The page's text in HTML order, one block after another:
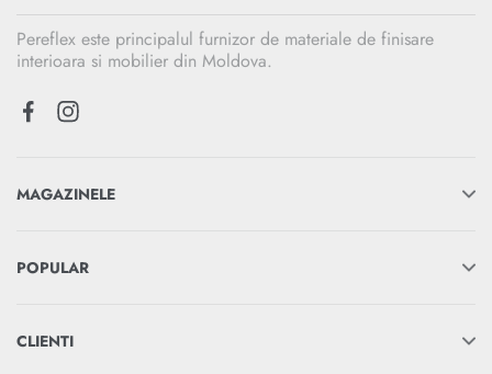
Pereflex este principalul furnizor de materiale de finisare
interioara si mobilier din Moldova.
MAGAZINELE
POPULAR
CLIENTI